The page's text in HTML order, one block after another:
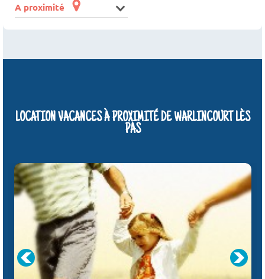
A proximité
LOCATION VACANCES À PROXIMITÉ DE WARLINCOURT LÈS
PAS